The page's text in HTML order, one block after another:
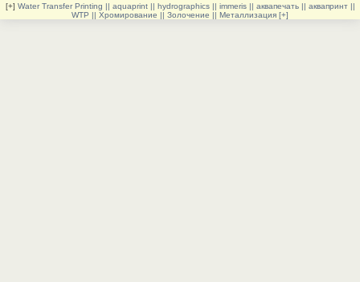
[+] Water Transfer Printing || aquaprint || hydrographics || immeris || аквапечать || аквапринт ||
WTP || Хромирование || Золочение || Металлизация [+]